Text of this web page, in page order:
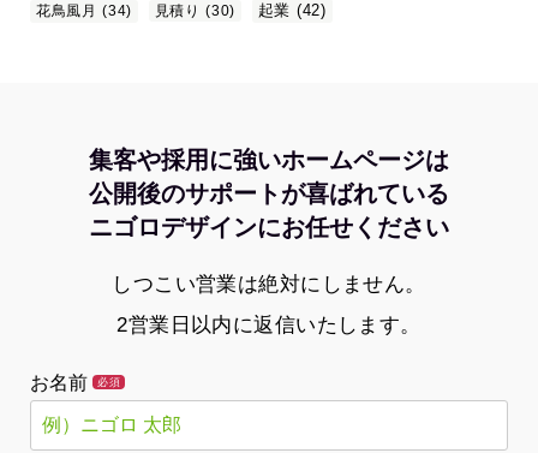
花鳥風月
(34) 見積り (30) 起業 (42)
集客や採用に強いホームページは
公開後のサポートが喜ばれている
ニゴロデザインにお任せください
しつこい営業は絶対にしません。
2営業日以内に返信いたします。
お名前 必須